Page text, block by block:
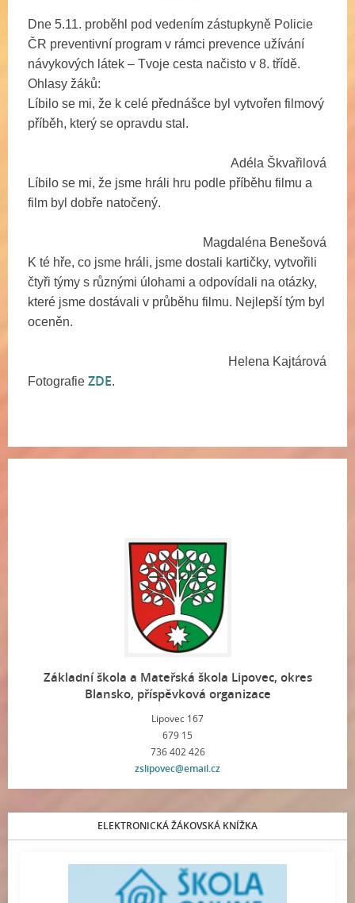
Dne 5.11. proběhl pod vedením zástupkyně Policie
ČR preventivní program v rámci prevence užívání
návykových látek – Tvoje cesta načisto v 8. třídě.
Ohlasy žáků:
Líbilo se mi, že k celé přednášce byl vytvořen filmový
příběh, který se opravdu stal.
Adéla Škvařilová
Líbilo se mi, že jsme hráli hru podle příběhu filmu a
film byl dobře natočený.
Magdaléna Benešová
K té hře, co jsme hráli, jsme dostali kartičky, vytvořili
čtyři týmy s různými úlohami a odpovídali na otázky,
které jsme dostávali v průběhu filmu. Nejlepší tým byl
oceněn.
Helena Kajtárová
Fotografie ZDE.
Základní škola a Mateřská škola Lipovec, okres
Blansko, příspěvková organizace
Lipovec 167
679 15
736 402 426
zslipovec@email.cz
ELEKTRONICKÁ ŽÁKOVSKÁ KNÍŽKA